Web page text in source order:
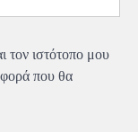
ιστότοπο μου
φορά που θα